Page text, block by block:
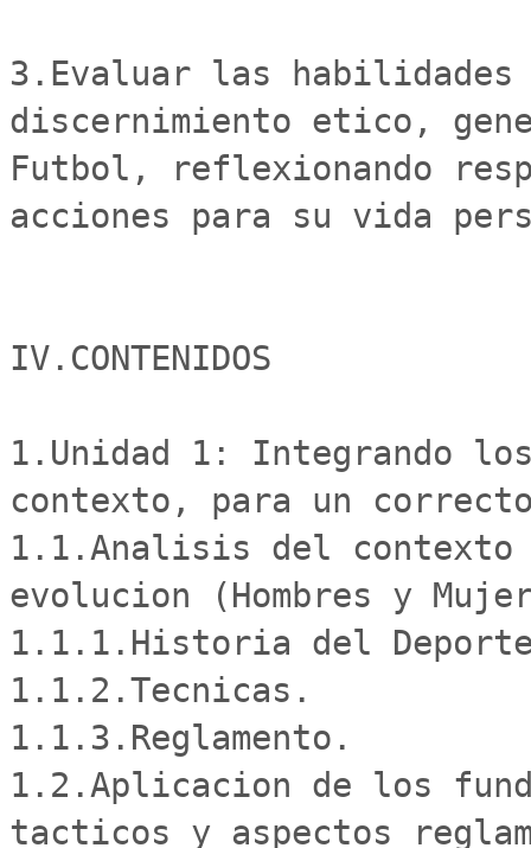
3.Evaluar las
discernimiento etico,
Futbol, reflexionando
acciones para su vida
IV.CONTENIDOS
1.Unidad 1: Integrando
contexto, para un
1.1.Analisis del
evolucion (Hombres y
1.1.1.Historia del
1.1.2.Tecnicas.
1.1.3.Reglamento.
1.2.Aplicacion de los
tacticos y aspectos